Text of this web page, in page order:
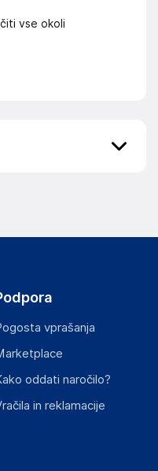
vse okoli
ključne varnostne
z določenim
vprašanja
oddati naročilo?
in reklamacije